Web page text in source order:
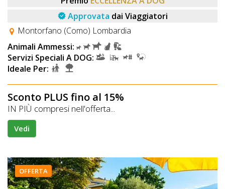
Approvata dai Viaggiatori
Montorfano (Como) Lombardia
Animali Ammessi:
Servizi Speciali A DOG:
Ideale Per:
Sconto PLUS fino al 15%
IN PIÙ compresi nell'offerta...
Vedi
OFFERTA